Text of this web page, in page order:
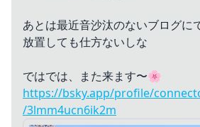
あとは最近音沙汰のないブログに
放置しても仕方ないしな
ではでは、また来ます〜🌸
https://bsky.app/profile/
/3lmm4ucn6ik2m